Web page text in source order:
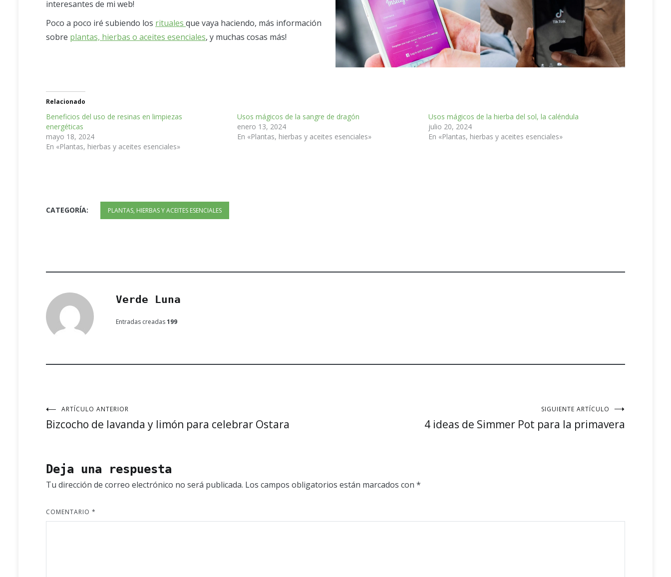
interesantes de mi web!
Poco a poco iré subiendo los rituales que vaya haciendo, más información
sobre plantas, hierbas o aceites esenciales, y muchas cosas más!
Relacionado
Beneficios del uso de resinas en limpiezas
energéticas
mayo 18, 2024
En «Plantas, hierbas y aceites esenciales»
Usos mágicos de la sangre de dragón
enero 13, 2024
En «Plantas, hierbas y aceites esenciales»
Usos mágicos de la hierba del sol, la caléndula
julio 20, 2024
En «Plantas, hierbas y aceites esenciales»
CATEGORÍA: PLANTAS, HIERBAS Y ACEITES ESENCIALES
Verde Luna
Entradas creadas199
Navegación
entradas
ARTÍCULO ANTERIOR
Bizcocho de lavanda y limón para celebrar Ostara
SIGUIENTE ARTÍCULO
4 ideas de Simmer Pot para la primavera
Deja una respuesta
Tu dirección de correo electrónico no será publicada. Los campos obligatorios están marcados con *
COMENTARIO *